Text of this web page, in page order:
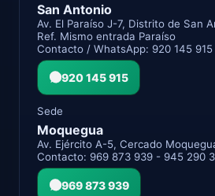
San Antonio
Av. El Paraíso J-7, Distrito de San
Ref. Mismo entrada Paraíso
Contacto / WhatsApp: 920 145 915
920 145 915
Sede
Moquegua
Av. Ejército A-5, Cercado
Contacto: 969 873 939 - 945 290
969 873 939